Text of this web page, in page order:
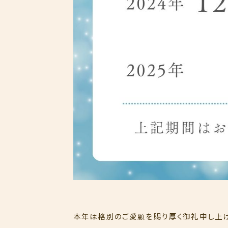
本年は格別のご愛顧を賜り厚く御礼申し上